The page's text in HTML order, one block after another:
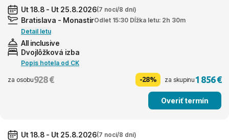
Ut 18.8 - Ut 25.8.2026(7 nocí/8 dní)
Bratislava - MonastirOdlet 15:30 Dĺžka letu: 2h 30m
Detail letu
All inclusive
Dvojlôžková izba
Popis hotela od CK
za osobu928 € -28% za skupinu1 856 €
Overiť termín
Ut 18.8 - Ut 25.8.2026(7 nocí/8 dní)